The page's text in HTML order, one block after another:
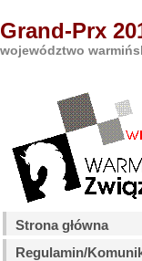
Grand-Prx
województwo
Strona główna
Regulamin/